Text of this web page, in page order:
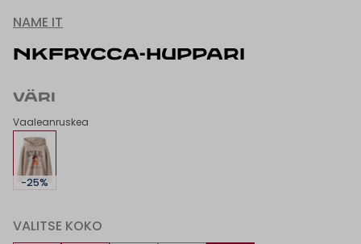
NAME IT
NKFRYCCA-HUPPARI
VÄRI
Vaaleanruskea
-25%
VALITSE KOKO